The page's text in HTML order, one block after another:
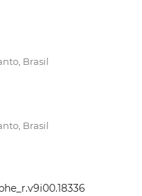
Brasil
Brasil